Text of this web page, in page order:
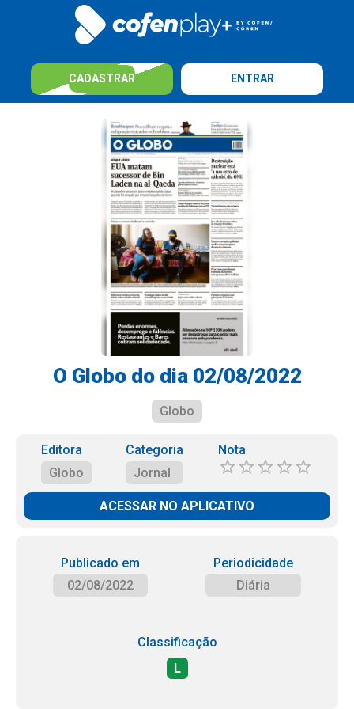
CADASTRAR ENTRAR
O Globo do dia 02/08/2022
Globo
Editora
Globo
Categoria
Jornal
Nota
ACESSAR NO APLICATIVO
Publicado em
02/08/2022
Periodicidade
Diária
Classificação
L